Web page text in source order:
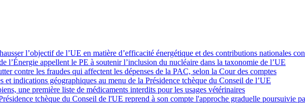
l’objectif de l’UE en matière d’efficacité énergétique et des contributions nationales
l’Énergie appellent le PE à soutenir l’inclusion du nucléaire dans la taxonomie de l’UE
contre les fraudes qui affectent les dépenses de la PAC, selon la Cour des comptes
et indications géographiques au menu de la Présidence tchèque du Conseil de l’UE
une première liste de médicaments interdits pour les usages vétérinaires
tchèque du Conseil de l'UE reprend à son compte l'approche graduelle poursuivie